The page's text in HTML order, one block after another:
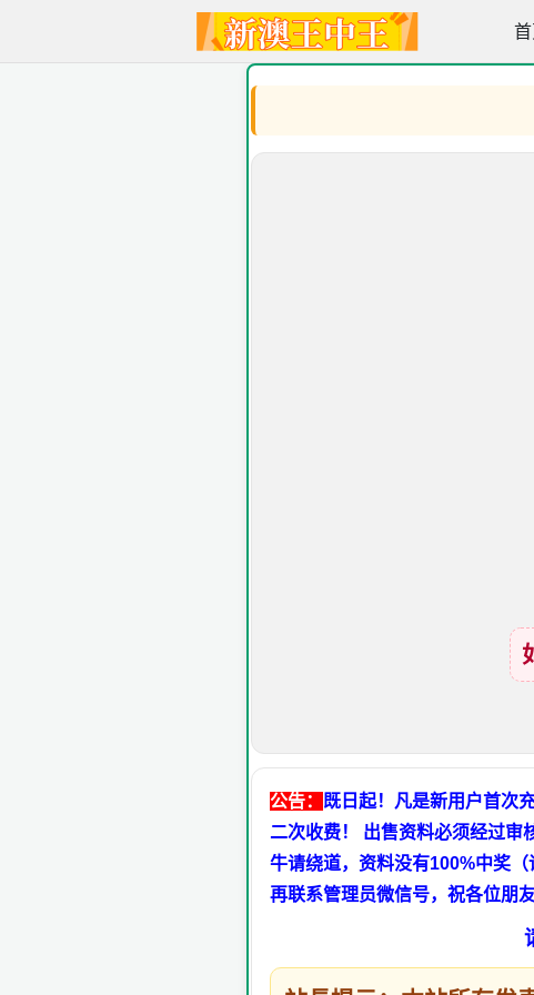
王
公告： 既日起！凡是新用户首次
二次收费！ 出售资料必须经过审
牛请绕道，资料没有100%中奖（
再联系管理员微信号，祝各位朋